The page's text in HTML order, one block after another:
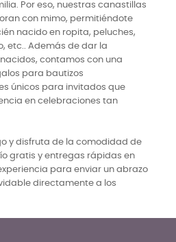
Por eso, nuestras canastillas
con mimo, permitiéndote
nacido en ropita, peluches,
etc.. Además de dar la
contamos con una
para bautizos
únicos para invitados que
en celebraciones tan
y disfruta de la comodidad de
gratis y entregas rápidas en
para enviar un abrazo
directamente a los